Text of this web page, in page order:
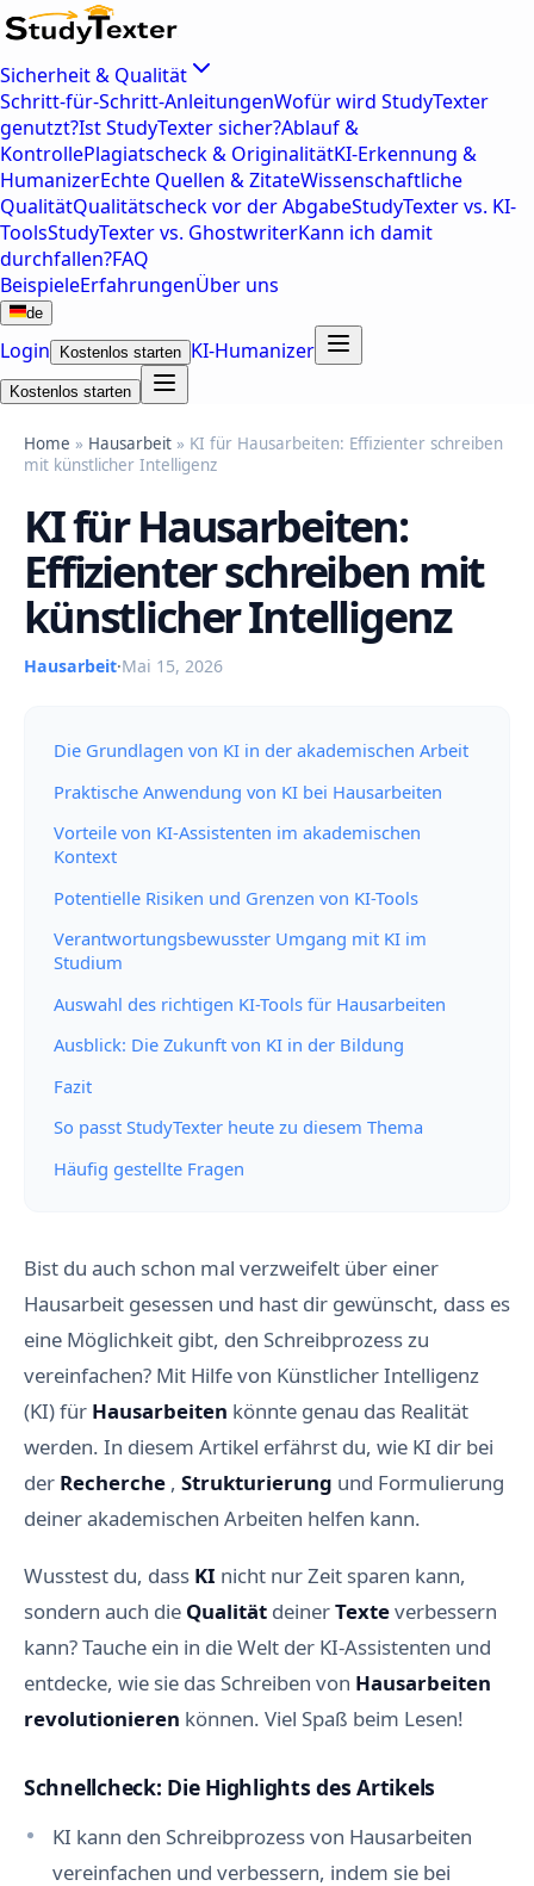
Sicherheit & Qualität
Schritt-für-Schritt-AnleitungenWofür wird StudyTexter
genutzt?Ist StudyTexter sicher?Ablauf &
KontrollePlagiatscheck & OriginalitätKI-Erkennung &
HumanizerEchte Quellen & ZitateWissenschaftliche
QualitätQualitätscheck vor der AbgabeStudyTexter vs. KI-
ToolsStudyTexter vs. GhostwriterKann ich damit
durchfallen?FAQ
BeispieleErfahrungenÜber uns
de
Login Kostenlos starten KI-Humanizer
Kostenlos starten
Home » Hausarbeit » KI für Hausarbeiten: Effizienter schreiben
mit künstlicher Intelligenz
KI für Hausarbeiten:
Effizienter schreiben mit
künstlicher Intelligenz
Hausarbeit·Mai 15, 2026
Die Grundlagen von KI in der akademischen Arbeit
Praktische Anwendung von KI bei Hausarbeiten
Vorteile von KI-Assistenten im akademischen
Kontext
Potentielle Risiken und Grenzen von KI-Tools
Verantwortungsbewusster Umgang mit KI im
Studium
Auswahl des richtigen KI-Tools für Hausarbeiten
Ausblick: Die Zukunft von KI in der Bildung
Fazit
So passt StudyTexter heute zu diesem Thema
Häufig gestellte Fragen
Bist du auch schon mal verzweifelt über einer
Hausarbeit gesessen und hast dir gewünscht, dass es
eine Möglichkeit gibt, den Schreibprozess zu
vereinfachen? Mit Hilfe von Künstlicher Intelligenz
(KI) für Hausarbeiten könnte genau das Realität
werden. In diesem Artikel erfährst du, wie KI dir bei
der Recherche , Strukturierung und Formulierung
deiner akademischen Arbeiten helfen kann.
Wusstest du, dass KI nicht nur Zeit sparen kann,
sondern auch die Qualität deinerTexteverbessern
kann? Tauche ein in die Welt der KI-Assistenten und
entdecke, wie sie das Schreiben von Hausarbeiten
revolutionieren können. Viel Spaß beim Lesen!
Schnellcheck: Die Highlights des Artikels
KI kann den Schreibprozess von Hausarbeiten
vereinfachen und verbessern, indem sie bei